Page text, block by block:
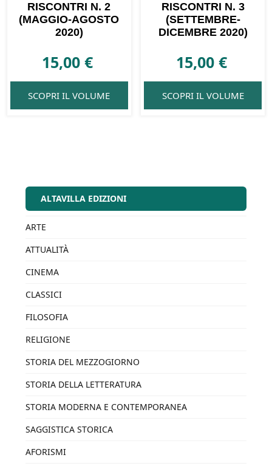
RISCONTRI N. 2
(MAGGIO-AGOSTO
2020)
15,00€
SCOPRI IL VOLUME
RISCONTRI N. 3
(SETTEMBRE-
DICEMBRE 2020)
15,00 €
SCOPRI IL VOLUME
ALTAVILLA EDIZIONI
ARTE
ATTUALITÀ
CINEMA
CLASSICI
FILOSOFIA
RELIGIONE
STORIA DEL MEZZOGIORNO
STORIA DELLA LETTERATURA
STORIA MODERNA E CONTEMPORANEA
SAGGISTICA STORICA
AFORISMI